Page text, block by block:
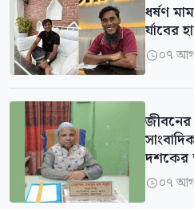
ধর্ষণ
র্যাবের
০৭
দশকের
০৭